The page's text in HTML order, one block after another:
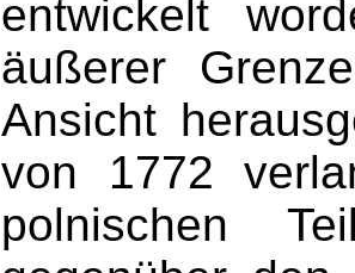
entwickelt
äußerer
Ansicht
von 1772
polnischen